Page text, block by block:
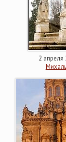
2 апреля